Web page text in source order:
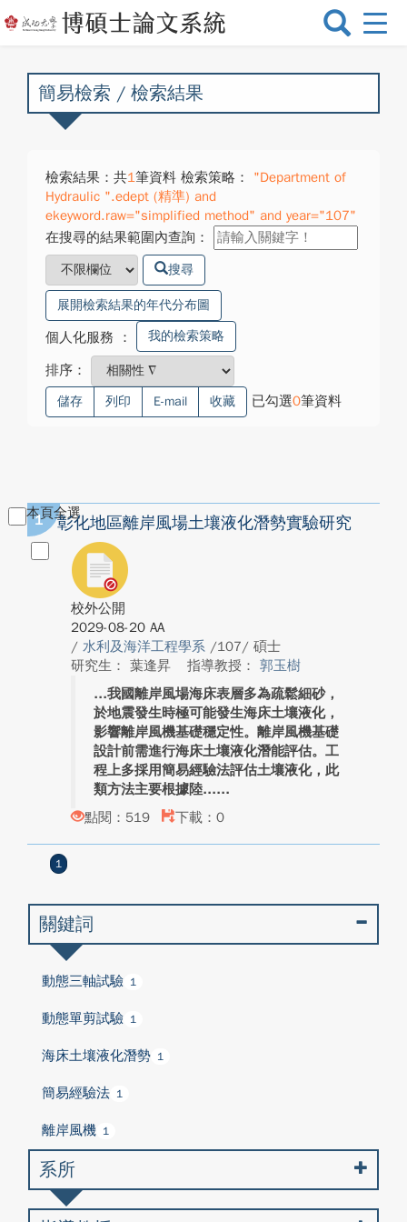
選
換
簡易檢索 / 檢索結果
檢索結果：共1筆資料 檢索策略：
"Department of
Hydraulic ".edept (精準) and
ekeyword.raw="simplified method" and year="107"
在搜尋的結果範圍內查詢：
搜尋
展開檢索結果的年代分布圖
個人化服務 ： 我的檢索策略
排序：
儲存 列印 E-mail 收藏 已勾選0筆資料
本頁全選
1 彰化地區離岸風場土壤液化潛勢實驗研究
校外公開
2029-08-20 AA
/ 水利及海洋工程學系 /107/ 碩士
研究生： 葉逢昇
指導教授： 郭玉樹
我國離岸風場海床表層多為疏鬆細砂，
於地震發生時極可能發生海床土壤液化，
影響離岸風機基礎穩定性。離岸風機基礎
設計前需進行海床土壤液化潛能評估。工
程上多採用簡易經驗法評估土壤液化，此
類方法主要根據陸...
點閱：519
下載：0
1
關鍵詞
動態三軸試驗 1
動態單剪試驗 1
海床土壤液化潛勢 1
簡易經驗法 1
離岸風機 1
系所